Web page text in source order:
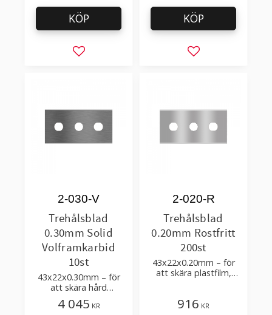
Lägg till i favoriter
KÖP
Lägg till i
KÖP
Trehålsblad
0.30mm Solid
Volframkarbid
10st
43x22x0.30mm – för
att skära hård
laminerad plastfilm och
förpackningar
2-030-V
4 045 KR
Trehålsblad
0.20mm Rostfritt
200st
43x22x0.20mm – för
att skära plastfilm,
2-020-R
916 KR